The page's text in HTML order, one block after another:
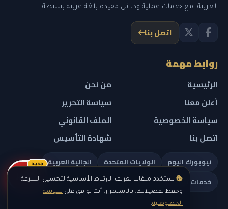
نستخدم ملفات تعريف الارتباط الأساسية لتحسين السرعة
وحفظ تفضيلاتك. بالاستمرار، أنت توافق على سياسة
الخصوصية.
العربية، مع خدمات عملية ودلائل مفيدة بلغة عربية بسيطة.
اتصل بنا
روابط مهمة
الرئيسية
من نحن
أعلن معنا
سياسة التحرير
سياسة الخصوصية
الملف القانوني
اتصل بنا
شهادة التأسيس
نيويورك اليوم الولايات المتحدة
الجالية العربية
خدمات تهمك
ريلز
جديد